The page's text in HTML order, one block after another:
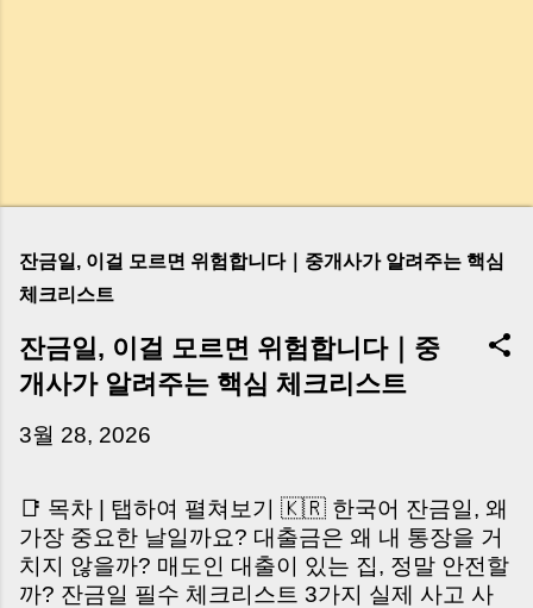
잔금일, 이걸 모르면 위험합니다｜중개사가 알려주는 핵심
체크리스트
잔금일, 이걸 모르면 위험합니다｜중
개사가 알려주는 핵심 체크리스트
3월 28, 2026
📑 목차 | 탭하여 펼쳐보기 🇰🇷 한국어 잔금일, 왜
가장 중요한 날일까요? 대출금은 왜 내 통장을 거
치지 않을까? 매도인 대출이 있는 집, 정말 안전할
까? 잔금일 필수 체크리스트 3가지 실제 사고 사